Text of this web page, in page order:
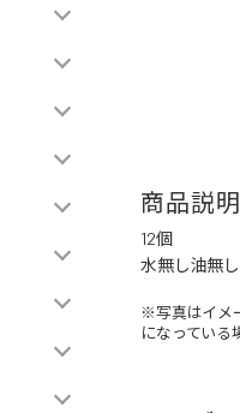
商品説明
12個
水無し油無
※写真はイメ
になっている